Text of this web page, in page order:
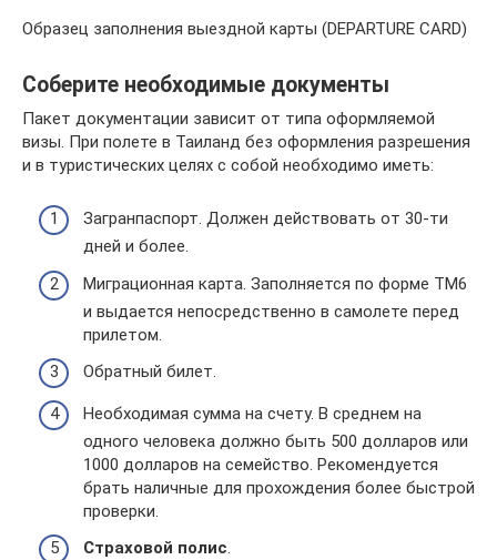
Образец заполнения выездной карты (DEPARTURE CARD)
Соберите необходимые документы
Пакет документации зависит от типа оформляемой
визы. При полете в Таиланд без оформления разрешения
и в туристических целях с собой необходимо иметь:
Загранпаспорт. Должен действовать от 30-ти
дней и более.
Миграционная карта. Заполняется по форме ТМ6
и выдается непосредственно в самолете перед
прилетом.
Обратный билет.
Необходимая сумма на счету. В среднем на
одного человека должно быть 500 долларов или
1000 долларов на семейство. Рекомендуется
брать наличные для прохождения более быстрой
проверки.
Страховой полис.